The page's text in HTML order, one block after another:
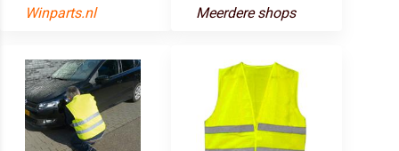
Winparts.nl Meerdere shops